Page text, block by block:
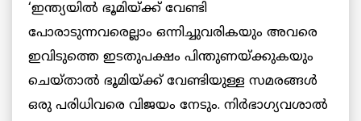
‘ഇന്ത്യയില്‍ ഭൂമിയ്ക്ക് വേണ്ടി
പോരാടുന്നവരെല്ലാം ഒന്നിച്ചുവരികയും അവരെ
ഇവിടുത്തെ ഇടതുപക്ഷം പിന്തുണയ്ക്കുകയും
ചെയ്താല്‍ ഭൂമിയ്ക്ക് വേണ്ടിയുള്ള സമരങ്ങള്‍
ഒരു പരിധിവരെ വിജയം നേടും. നിര്‍ഭാഗ്യവശാല്‍